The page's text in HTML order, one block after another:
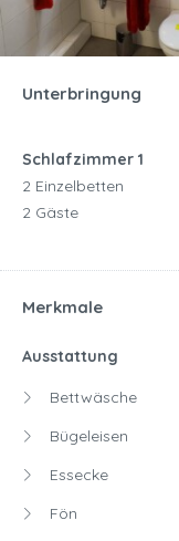
Unterbringung
Schlafzimmer 1
2 Einzelbetten
2 Gäste
Merkmale
Ausstattung
Bettwäsche
Bügeleisen
Essecke
Fön